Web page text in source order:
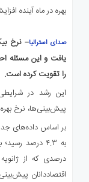
صدای استرالیا
یافت و این مسئله
را تقویت کرده است.
این رشد در
پیش‌بینی‌ها، نرخ
درصدی که از
اقتصاددانان